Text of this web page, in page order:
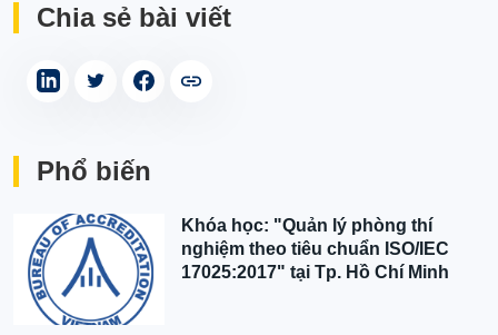
Chia sẻ bài viết
Phổ biến
Khóa học: "Quản lý phòng thí
nghiệm theo tiêu chuẩn ISO/IEC
17025:2017" tại Tp. Hồ Chí Minh